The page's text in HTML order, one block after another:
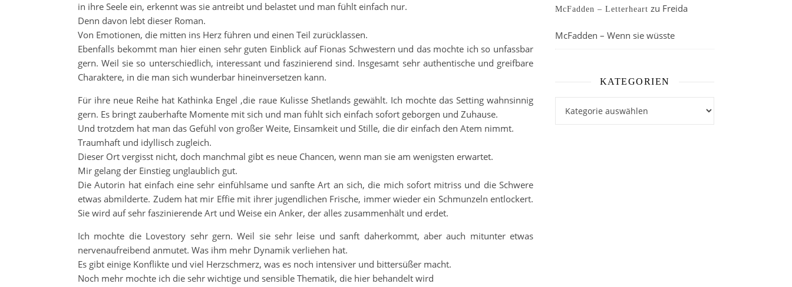
in ihre Seele ein, erkennt was sie antreibt und belastet und man fühlt einfach nur.
Denn davon lebt dieser Roman.
Von Emotionen, die mitten ins Herz führen und einen Teil zurücklassen.
Ebenfalls bekommt man hier einen sehr guten Einblick auf Fionas Schwestern und das mochte ich so unfassbar
gern. Weil sie so unterschiedlich, interessant und faszinierend sind. Insgesamt sehr authentische und greifbare
Charaktere, in die man sich wunderbar hineinversetzen kann.
Für ihre neue Reihe hat Kathinka Engel ,die raue Kulisse Shetlands gewählt. Ich mochte das Setting wahnsinnig
gern. Es bringt zauberhafte Momente mit sich und man fühlt sich einfach sofort geborgen und Zuhause.
Und trotzdem hat man das Gefühl von großer Weite, Einsamkeit und Stille, die dir einfach den Atem nimmt.
Traumhaft und idyllisch zugleich.
Dieser Ort vergisst nicht, doch manchmal gibt es neue Chancen, wenn man sie am wenigsten erwartet.
Mir gelang der Einstieg unglaublich gut.
Die Autorin hat einfach eine sehr einfühlsame und sanfte Art an sich, die mich sofort mitriss und die Schwere
etwas abmilderte. Zudem hat mir Effie mit ihrer jugendlichen Frische, immer wieder ein Schmunzeln entlockert.
Sie wird auf sehr faszinierende Art und Weise ein Anker, der alles zusammenhält und erdet.
Ich mochte die Lovestory sehr gern. Weil sie sehr leise und sanft daherkommt, aber auch mitunter etwas
nervenaufreibend anmutet. Was ihm mehr Dynamik verliehen hat.
Es gibt einige Konflikte und viel Herzschmerz, was es noch intensiver und bittersüßer macht.
Noch mehr mochte ich die sehr wichtige und sensible Thematik, die hier behandelt wird
McFadden – Letterheart zu Freida
McFadden – Wenn sie wüsste
KATEGORIEN